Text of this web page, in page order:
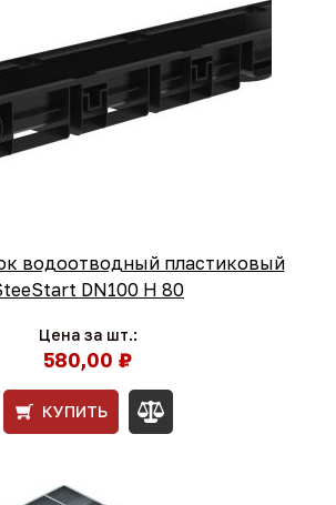
водоотводный пластиковый
DN100 H 80
Цена за шт.:
580,00 ₽
КУПИТЬ